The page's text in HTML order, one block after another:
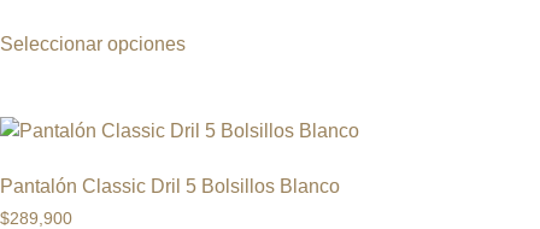
Seleccionar opciones
Pantalón Classic Dril 5 Bolsillos Blanco
$289,900